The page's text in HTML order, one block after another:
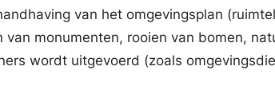
van het omgevingsplan
monumenten, rooien van bomen,
wordt uitgevoerd (zoals